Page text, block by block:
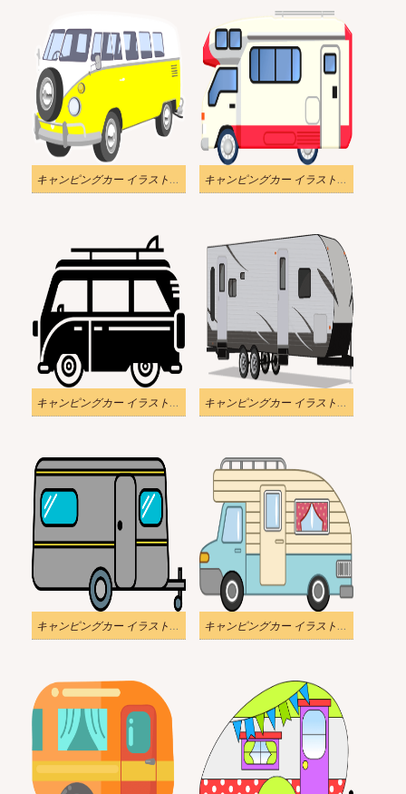
キャンピングカー イラスト透明5 キャンピングカー イラスト透明6
キャンピングカー イラスト透明7 キャンピングカー イラスト透明8
キャンピングカー イラスト透明9 キャンピングカー イラスト 透明10